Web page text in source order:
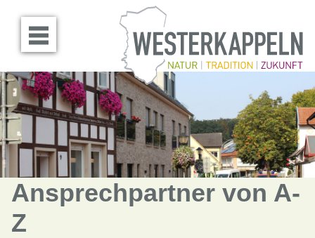
Menü öffnen
Ansprechpartner von A-
Z